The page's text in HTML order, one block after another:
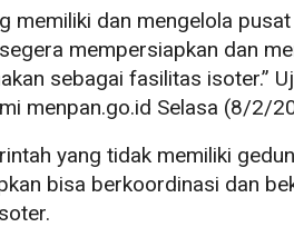
memiliki dan mengelola
mempersiapkan dan
sebagai fasilitas isoter.”
menpan.go.id Selasa (8/2/
yang tidak memiliki
bisa berkoordinasi dan